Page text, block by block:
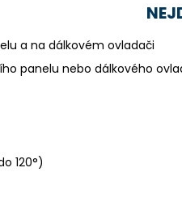
a na dálkovém ovladači
panelu nebo dálkového
120°)